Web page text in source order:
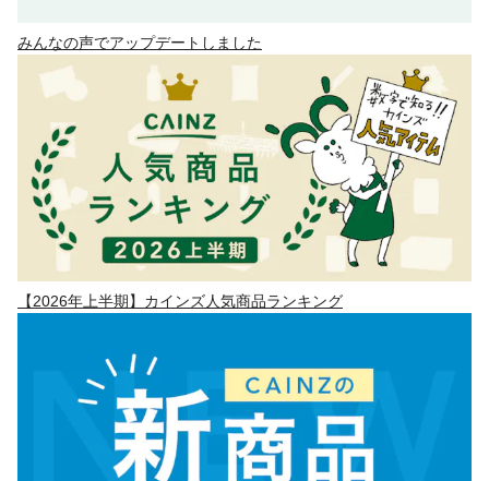
みんなの声でアップデートしました
【2026年上半期】カインズ人気商品ランキング